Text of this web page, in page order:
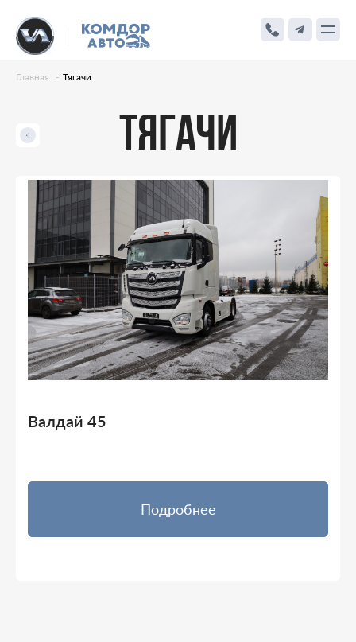
Главная Тягачи
ТЯГАЧИ
Валдай 45
Подробнее